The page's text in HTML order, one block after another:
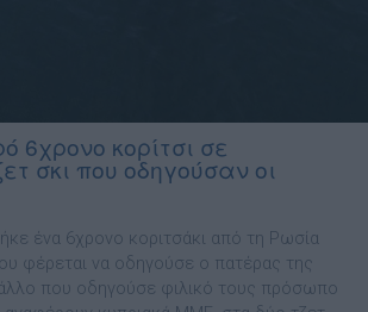
6χρονο κορίτσι σε
σκι που οδηγούσαν οι
ένα 6χρονο κοριτσάκι από τη Ρωσία
φέρεται να οδηγούσε ο πατέρας της
που οδηγούσε φιλικό τους πρόσωπο